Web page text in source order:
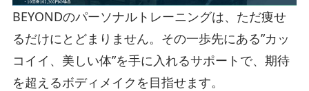
BEYONDのパーソナルトレーニングは、ただ痩せ
るだけにとどまりません。その一歩先にある”カッ
コイイ、美しい体”を手に入れるサポートで、期待
を超えるボディメイクを目指せます。